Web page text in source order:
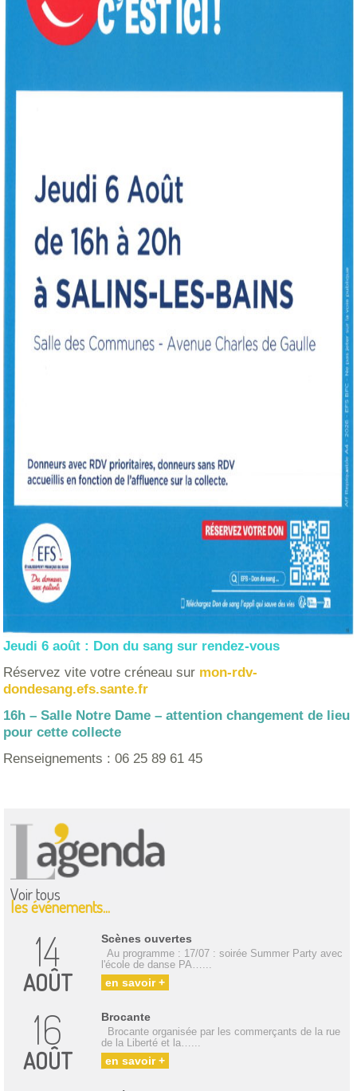
Jeudi 6 août : Don du sang sur rendez-vous
Réservez vite votre créneau sur mon-rdv-
dondesang.efs.sante.fr
16h – Salle Notre Dame – attention changement de lieu
pour cette collecte
Renseignements : 06 25 89 61 45
Voir tous
les événements...
14
AOÛT
Scènes ouvertes
Au programme : 17/07 : soirée Summer Party avec
l'école de danse PA…...
en savoir +
16
AOÛT
Brocante
Brocante organisée par les commerçants de la rue
de la Liberté et la…...
en savoir +